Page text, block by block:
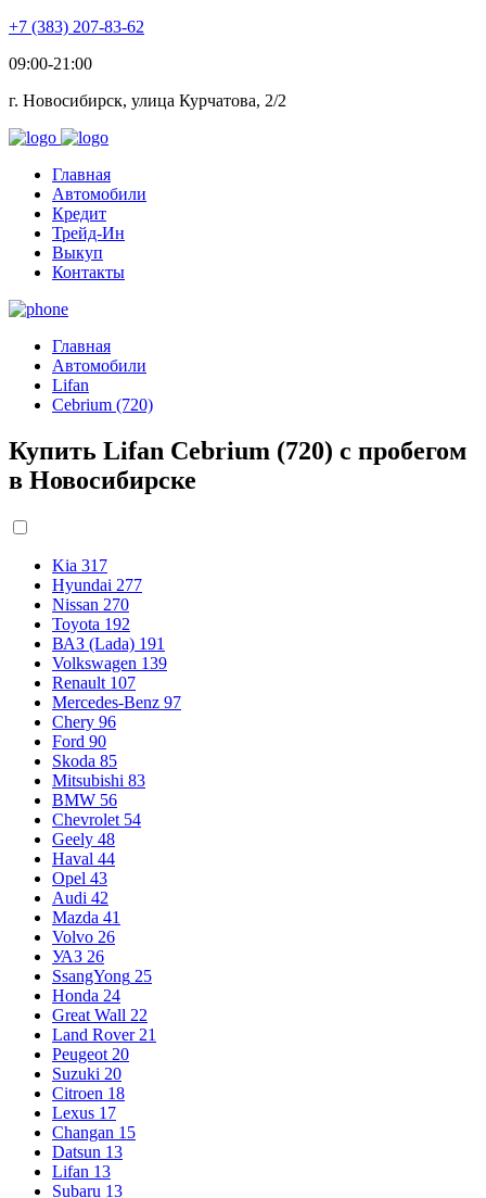
+7 (383) 207-83-62
09:00-21:00
г. Новосибирск, улица Курчатова, 2/2
Главная
Автомобили
Кредит
Трейд-Ин
Выкуп
Контакты
Главная
Автомобили
Lifan
Cebrium (720)
Купить Lifan Cebrium (720) с пробегом
в Новосибирске
Kia 317
Hyundai 277
Nissan 270
Toyota 192
ВАЗ (Lada) 191
Volkswagen 139
Renault 107
Mercedes-Benz 97
Chery 96
Ford 90
Skoda 85
Mitsubishi 83
BMW 56
Chevrolet 54
Geely 48
Haval 44
Opel 43
Audi 42
Mazda 41
Volvo 26
УАЗ 26
SsangYong 25
Honda 24
Great Wall 22
Land Rover 21
Peugeot 20
Suzuki 20
Citroen 18
Lexus 17
Changan 15
Datsun 13
Lifan 13
Subaru 13